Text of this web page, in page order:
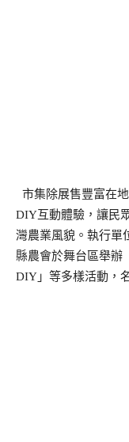
市集除展售豐富在
DIY互動體驗，讓民
灣農業風貌。執行單
縣農會於舞台區舉辦
DIY」等多樣活動，